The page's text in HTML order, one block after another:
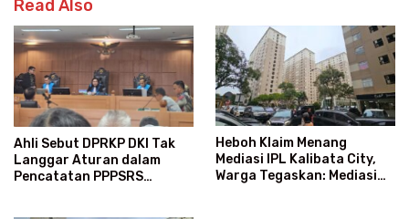
Read Also
Ahli Sebut DPRKP DKI Tak
Langgar Aturan dalam
Pencatatan PPPSRS
Heboh Klaim Menang
Mediasi IPL Kalibata City,
Warga Tegaskan: Mediasi